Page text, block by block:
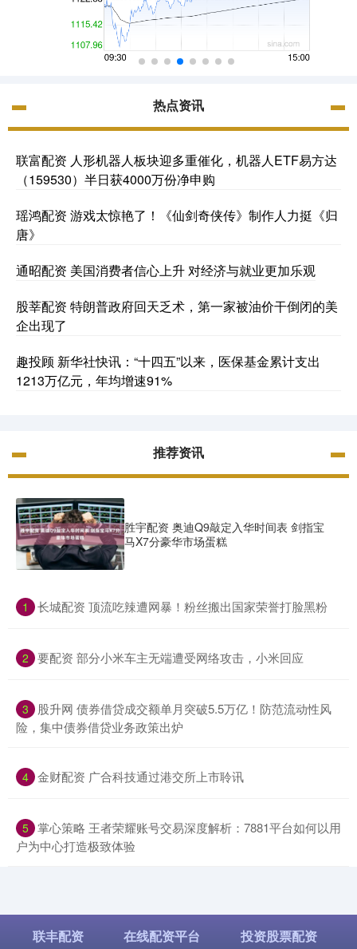
热点资讯
联富配资 人形机器人板块迎多重催化，机器人ETF易方达
（159530）半日获4000万份净申购
瑶鸿配资 游戏太惊艳了！《仙剑奇侠传》制作人力挺《归
唐》
通昭配资 美国消费者信心上升 对经济与就业更加乐观
股莘配资 特朗普政府回天乏术，第一家被油价干倒闭的美
企出现了
趣投顾 新华社快讯：“十四五”以来，医保基金累计支出
1213万亿元，年均增速91%
推荐资讯
胜宇配资 奥迪Q9敲定入华时间表 剑指宝
马X7分豪华市场蛋糕
1 ​长城配资 顶流吃辣遭网暴！粉丝搬出国家荣誉打脸黑粉
2 ​要配资 部分小米车主无端遭受网络攻击，小米回应
3
​股升网 债券借贷成交额单月突破5.5万亿！防范流动性风
险，集中债券借贷业务政策出炉
4 ​金财配资 广合科技通过港交所上市聆讯
5 ​掌心策略 王者荣耀账号交易深度解析：7881平台如何以用
户为中心打造极致体验
联丰配资 在线配资平台 投资股票配资